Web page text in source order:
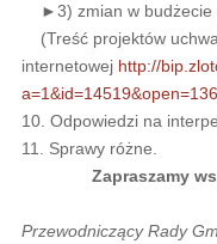
►3) zmian w budżecie
(Treść projektów
internetowej http://
10. Odpowiedzi na
11. Sprawy różne.
Zapraszamy
Przewodniczący Rady